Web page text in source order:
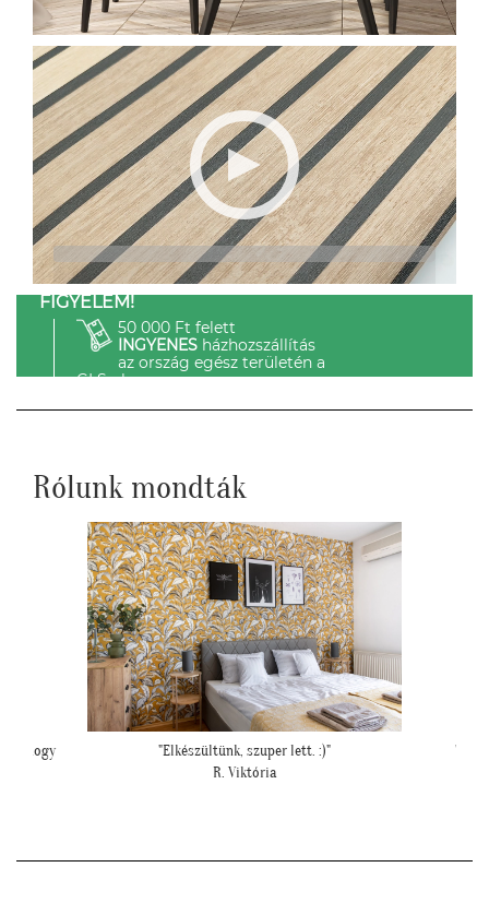
FIGYELEM!
50 000 Ft felett
INGYENESházhozszállítás
az ország egész területén a
GLS-el.
Rólunk mondták
"Példa értékű kedvesség és segítőkészség,
hiperszuper 24 órán belüli szállítással!"